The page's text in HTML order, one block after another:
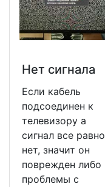
Нет сигнала
Если кабель
подсоединен к
телевизору а
сигнал все равно
нет, значит он
поврежден либо
проблемы с